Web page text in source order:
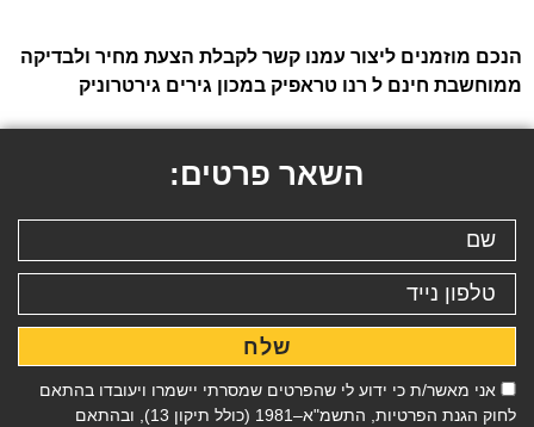
הנכם מוזמנים ליצור עמנו קשר לקבלת הצעת מחיר ולבדיקה
ממוחשבת חינם ל רנו טראפיק במכון גירים גירטרוניק
השאר פרטים:
אני מאשר/ת כי ידוע לי שהפרטים שמסרתי יישמרו ויעובדו בהתאם
לחוק הגנת הפרטיות, התשמ"א–1981 (כולל תיקון 13), ובהתאם
שלח